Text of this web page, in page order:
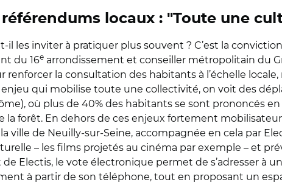
locaux : "Toute une
il les inviter à pratiquer plus souvent ? C’est la
du 16e arrondissement et conseiller métropolitain du
renforcer la consultation des habitants à l’échelle
enjeu qui mobilise toute une collectivité, on voit des
où plus de 40% des habitants se sont prononcés
forêt. En dehors de ces enjeux fortement
ville de Neuilly-sur-Seine, accompagnée en cela par
– les films projetés au cinéma par exemple – et
Electis, le vote électronique permet de s’adresser à
à partir de son téléphone, tout en proposant un